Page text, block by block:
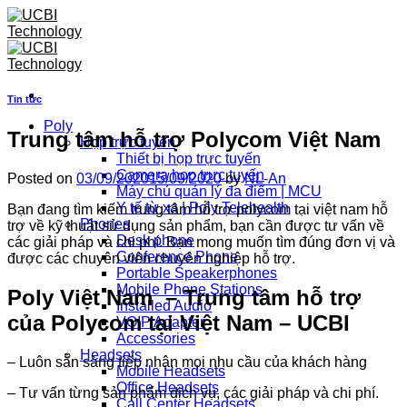
Skip
to
content
Poly
Họp trực tuyến
Thiết bị họp trực tuyến
Camera họp trực tuyến
Máy chủ quản lý đa điểm | MCU
Y tế từ xa | Poly Telehealth
Phones
Desk phone
Conference Phone
Portable Speakerphones
Mobile Phone Stations
Installed Audio
VOIP Adapter
Accessories
Headsets
Mobile Headsets
Office Headsets
Call Center Headsets
Tin tức
Trung tâm hỗ trợ Polycom Việt Nam
Posted on 03/09/202015/09/2020byNL-An
Bạn đang tìm kiếm trung tâm hỗ trợ polycom tại việt nam hỗ
trợ về kỹ thuật sử dụng sản phẩm, bạn cần được tư vấn về
các giải pháp và chi phí. Bạn mong muốn tìm đúng đơn vị và
được các chuyên viên chuyên nghiệp hỗ trợ.
Poly Việt Nam – Trung tâm hỗ trợ
của Polycom tại Việt Nam – UCBI
– Luôn sẵn sàng tiếp nhận mọi nhu cầu của khách hàng
– Tư vấn từng sản phẩm dịch vụ, các giải pháp và chi phí.